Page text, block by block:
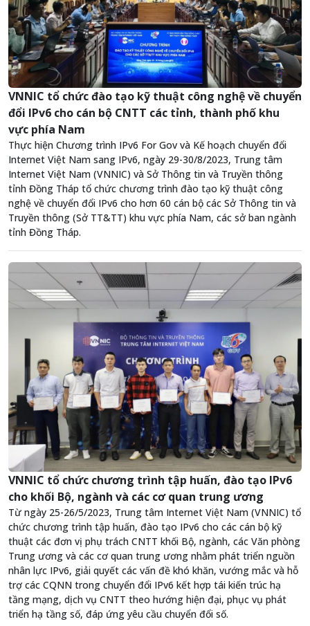
VNNIC tổ chức đào tạo kỹ thuật công nghệ về chuyển
đổi IPv6 cho cán bộ CNTT các tỉnh, thành phố khu
vực phía Nam
Thực hiện Chương trình IPv6 For Gov và Kế hoạch chuyển đổi
Internet Việt Nam sang IPv6, ngày 29-30/8/2023, Trung tâm
Internet Việt Nam (VNNIC) và Sở Thông tin và Truyền thông
tỉnh Đồng Tháp tổ chức chương trình đào tạo kỹ thuật công
nghệ về chuyển đổi IPv6 cho hơn 60 cán bộ các Sở Thông tin và
Truyền thông (Sở TT&TT) khu vực phía Nam, các sở ban ngành
tỉnh Đồng Tháp.
VNNIC tổ chức chương trình tập huấn, đào tạo IPv6
cho khối Bộ, ngành và các cơ quan trung ương
Từ ngày 25-26/5/2023, Trung tâm Internet Việt Nam (VNNIC) tổ
chức chương trình tập huấn, đào tạo IPv6 cho các cán bộ kỹ
thuật các đơn vị phụ trách CNTT khối Bộ, ngành, các Văn phòng
Trung ương và các cơ quan trung ương nhằm phát triển nguồn
nhân lực IPv6, giải quyết các vấn đề khó khăn, vướng mắc và hỗ
trợ các CQNN trong chuyển đổi IPv6 kết hợp tái kiến trúc hạ
tầng mạng, dịch vụ CNTT theo hướng hiện đại, phục vụ phát
triển hạ tầng số, đáp ứng yêu cầu chuyển đổi số.